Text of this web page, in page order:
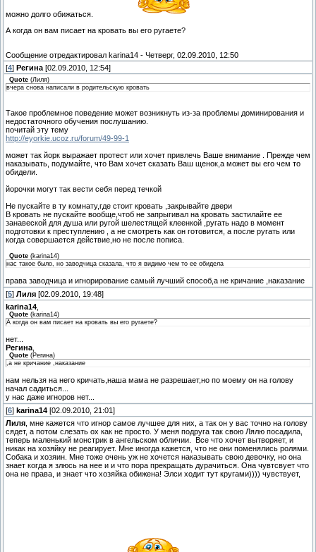
можно долго обижаться.
А когда он вам писает на кровать вы его ругаете?
Сообщение отредактировал karina14 - Четверг, 02.09.2010, 12:50
[4] Регина [02.09.2010, 12:54]
Quote (Лиля)
вчера снова написали в родительскую кровать
Такое проблемное поведение может возникнуть из-за проблемы доминирования и
недостаточного обучения послушанию.
почитай эту тему
http://eyorkie.ucoz.ru/forum/49-99-1
может так йорк выражает протест или хочет привлечь Ваше внимание . Прежде чем
наказывать, подумайте, что Вам хочет сказать Ваш щенок,а может вы его чем то
обидели.
йорочки могут так вести себя перед течкой
Не пускайте в ту комнату,где стоит кровать ,закрывайте двери
В кровать не пускайте вообще,чтоб не запрыгивал на кровать застилайте ее
занавеской для душа или ругой шелестящей клеенкой ,ругать надо в момент
подготовки к преступлению , а не смотреть как он готовится, а после ругать или
когда совершается действие,но не после пописа.
Quote (karina14)
нас такое было, но заводчица сказала, что я видимо чем то ее обидела
права заводчица и игнорирование самый лучший способ,а не кричание ,наказание
[5] Лиля [02.09.2010, 19:48]
karina14
Quote (karina14)
А когда он вам писает на кровать вы его ругаете?
нет...
Регина
Quote (Регина)
,а не кричание ,наказание
нам нельзя на него кричать,наша мама не разрешает,но по моему он на голову
начал садиться...
у нас даже игноров нет...
[6] karina14 [02.09.2010, 21:01]
Лиля , мне кажется что игнор самое лучшее для них, а так он у вас точно на голову
сядет, а потом слезать ох как не просто. У меня подруга так свою Лялю посадила,
теперь маленький монстрик в ангельском обличии.
Все что хочет вытворяет, и
никак на хозяйку не реагирует. Мне иногда кажется, что не они поменялись ролями.
Собака и хозяин. Мне тоже очень уж не хочется наказывать свою девочку, но она
знает когда я злюсь на нее и и что пора прекращать дурачиться. Она чувтсвует что
она не права, и знает что хозяйка обижена! Элси ходит тут кругами)))) чувствует,